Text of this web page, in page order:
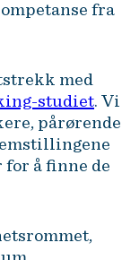
fra
med
studiet. Vi
pårørende
å finne de